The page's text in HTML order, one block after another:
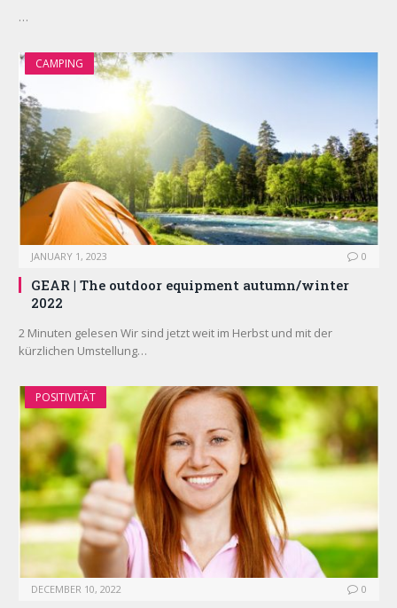
…
CAMPING
JANUARY 1, 2023 0
GEAR | The outdoor equipment autumn/winter
2022
2 Minuten gelesen Wir sind jetzt weit im Herbst und mit der
kürzlichen Umstellung…
POSITIVITÄT
DECEMBER 10, 2022 0